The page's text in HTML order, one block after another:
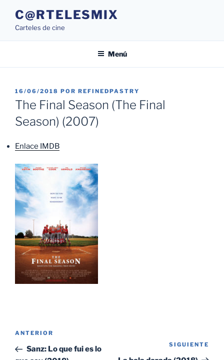
contenido
C@RTELESMIX
Carteles de cine
Menú
PUBLICADO
EL
16/06/2018 POR REFINEDPASTRY
The Final Season (The Final
Season) (2007)
Enlace IMDB
Navegación
entradas
Entrada
anterior:
ANTERIOR
Sanz: Lo que fui es lo
SIGUIENTE